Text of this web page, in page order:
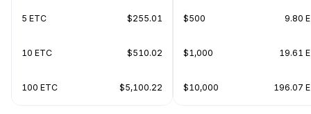
5 ETC $255.01
10 ETC $510.02
100 ETC $5,100.22
$500 9.80
$1,000 19.61
$10,000 196.07